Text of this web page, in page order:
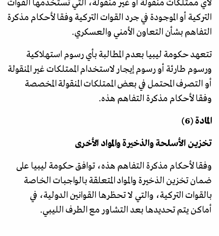
لأي ممتلكات منقولة أو غير منقولة، التي تستخدمها القوات
التركية أو الموجودة في جرد القوات التركية وفقا لأحكام مذكرة
التفاهم بشأن التعاون الأمني والعسكري.
تتعهد حكومة ليبيا بعدم المطالبة بأي رسوم استهلاكية
ورسوم طارئة أو رسوم إيجار لاستخدام الممتلكات غير المنقولة
أو التصرف المحتمل في بعض الممتلكات المنقولة المخصصة
وفقا لأحكام مذكرة التفاهم هذه.
المادة (6)
تخزين الأسلحة والذخيرة والمواد الأخرى
وفقا لأحكام مذكرة التفاهم هذه، توافق حكومة ليبيا على
ضمان تخزين الذخيرة والمواد المتعلقة بالواجبات الخاصة
بالقوات التركية، والتي لا تحظرها القوانين الدولية، في
أماكن يتم تحديدها بعد التشاور مع الطرف الليبي.